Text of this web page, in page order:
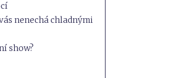
nenechá chladnými
show?